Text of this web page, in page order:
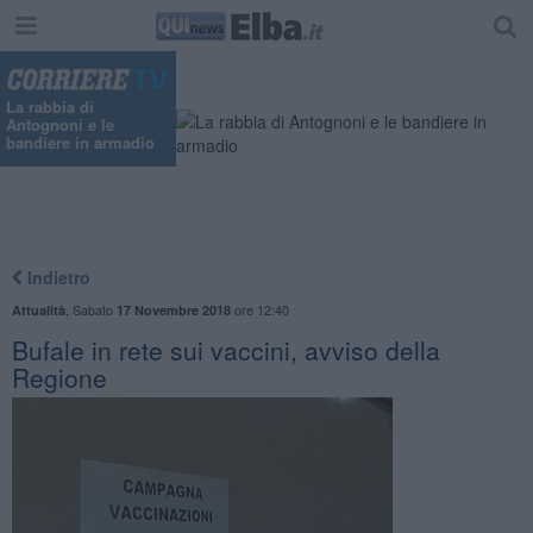
La rabbia di
Antognoni e le
bandiere in armadio
Indietro
Attualità Sabato 17 Novembre 2018ore 12:40
Bufale in rete sui vaccini, avviso della
Regione